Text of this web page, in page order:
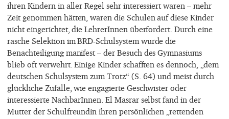
ihren Kindern in aller Regel sehr interessiert waren – mehr
Zeit genommen hätten, waren die Schulen auf diese Kinder
nicht eingerichtet, die LehrerInnen überfordert. Durch eine
rasche Selektion im BRD-Schulsystem wurde die
Benachteiligung manifest – der Besuch des Gymnasiums
blieb oft verwehrt. Einige Kinder schafften es dennoch, „dem
deutschen Schulsystem zum Trotz“ (S. 64) und meist durch
glückliche Zufälle, wie engagierte Geschwister oder
interessierte NachbarInnen. El Masrar selbst fand in der
Mutter der Schulfreundin ihren persönlichen „rettenden